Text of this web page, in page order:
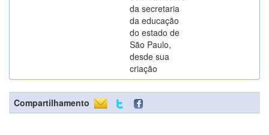
da secretaria
da educação
do estado de
São Paulo,
desde sua
criação
Compartilhamento